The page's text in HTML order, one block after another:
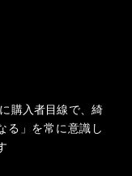
購入者目線で、綺
る」を常に意識し